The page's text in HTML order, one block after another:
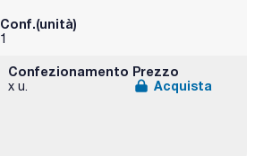
Conf.(unità)
1
Confezionamento
x u.
Prezzo
Acquista